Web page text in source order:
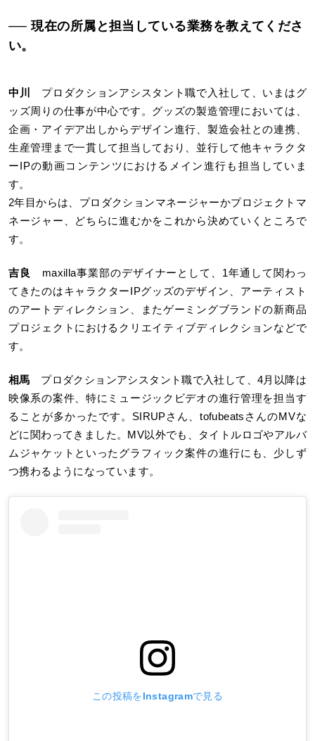
── 現在の所属と担当している業務を教えてくださ
い。
中川
プロダクションアシスタント職で入社して、いまはグ
ッズ周りの仕事が中心です。グッズの製造管理においては、
企画・アイデア出しからデザイン進行、製造会社との連携、
生産管理まで一貫して担当しており、並行して他キャラクタ
ーIPの動画コンテンツにおけるメイン進行も担当していま
す。
2年目からは、プロダクションマネージャーかプロジェクトマ
ネージャー、どちらに進むかをこれから決めていくところで
す。
吉良
maxilla事業部のデザイナーとして、1年通して関わっ
てきたのはキャラクターIPグッズのデザイン、アーティスト
のアートディレクション、またゲーミングブランドの新商品
プロジェクトにおけるクリエイティブディレクションなどで
す。
相馬 プロダクションアシスタント職で入社して、4月以降は
映像系の案件、特にミュージックビデオの進行管理を担当す
ることが多かったです。SIRUPさん、tofubeatsさんのMVな
どに関わってきました。MV以外でも、タイトルロゴやアルバ
ムジャケットといったグラフィック案件の進行にも、少しず
つ携わるようになっています。
この投稿をInstagramで見る